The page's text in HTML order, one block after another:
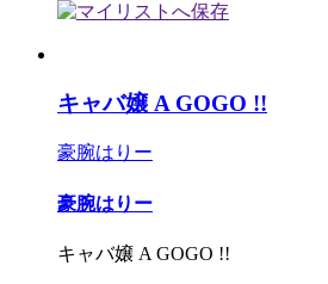
キャバ嬢 A GOGO !!
豪腕はりー
豪腕はりー
キャバ嬢 A GOGO !!